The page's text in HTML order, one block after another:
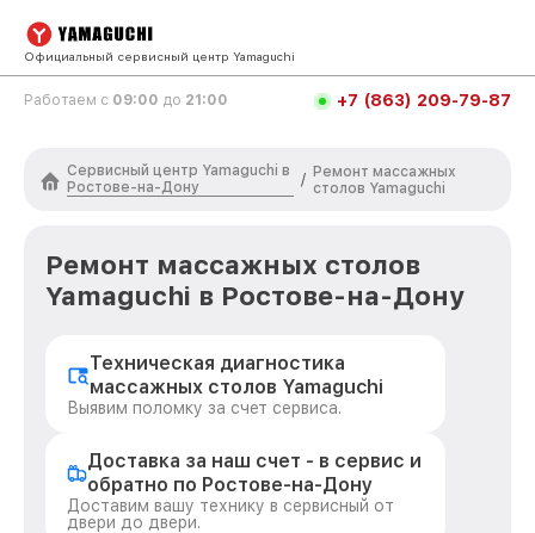
Официальный сервисный центр Yamaguchi
Работаем с 09:00 до 21:00 +7 (863) 209-79-87
Сервисный центр Yamaguchi в
Ростове-на-Дону
/ Ремонт массажных
столов Yamaguchi
Ремонт массажных столов
Yamaguchi в Ростове-на-Дону
Техническая диагностика
массажных столов Yamaguchi
Выявим поломку за счет сервиса.
Доставка за наш счет - в сервис и
обратно по Ростове-на-Дону
Доставим вашу технику в сервисный от
двери до двери.